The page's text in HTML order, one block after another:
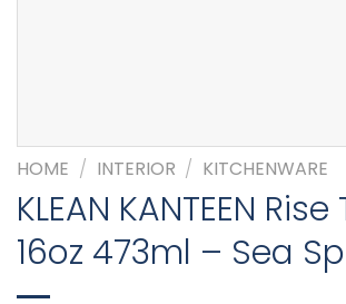
HOME / INTERIOR / KITCHENWARE
KLEAN KANTEEN
16oz 473ml – Sea